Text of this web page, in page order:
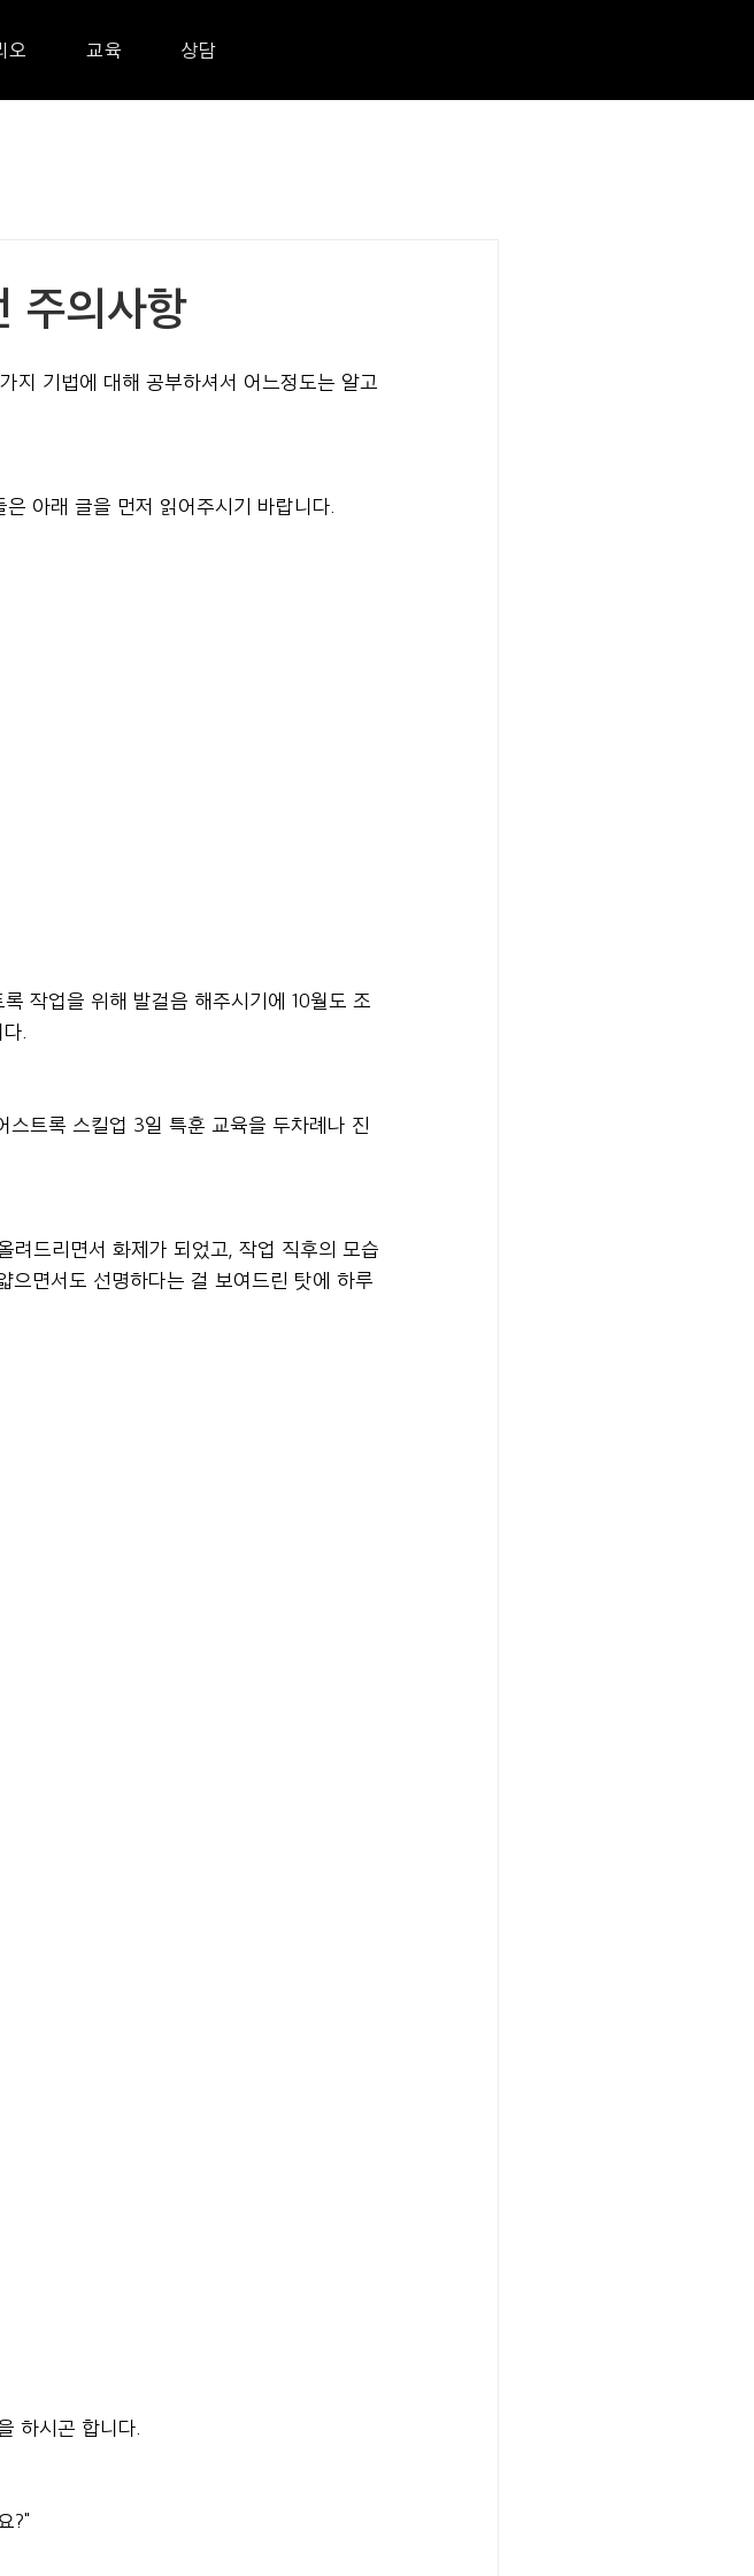
오 교육 상담
주의사항
지 기법에 대해 공부하셔서 어느정도는 알고
아래 글을 먼저 읽어주시기 바랍니다.
작업을 위해 발걸음 해주시기에 10월도 조
.
트록 스킬업 3일 특훈 교육을 두차례나 진
려드리면서 화제가 되었고, 작업 직후의 모습
으면서도 선명하다는 걸 보여드린 탓에 하루
하시곤 합니다.
?"